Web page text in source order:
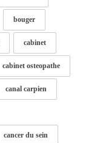
bouger
cabinet
cabinet osteopathe
canal carpien
cancer du sein